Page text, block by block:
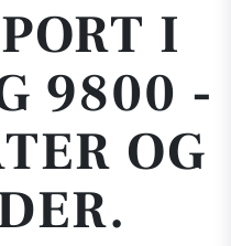
I
9800 -
OG